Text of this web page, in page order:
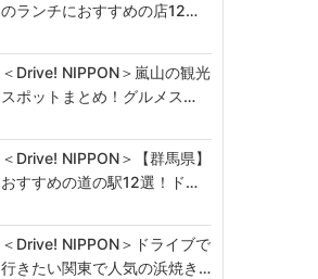
のランチにおすすめの店12…
＜Drive! NIPPON＞嵐山の観光
スポットまとめ！グルメス…
＜Drive! NIPPON＞【群馬県】
おすすめの道の駅12選！ド…
＜Drive! NIPPON＞ドライブで
行きたい関東で人気の浜焼き…